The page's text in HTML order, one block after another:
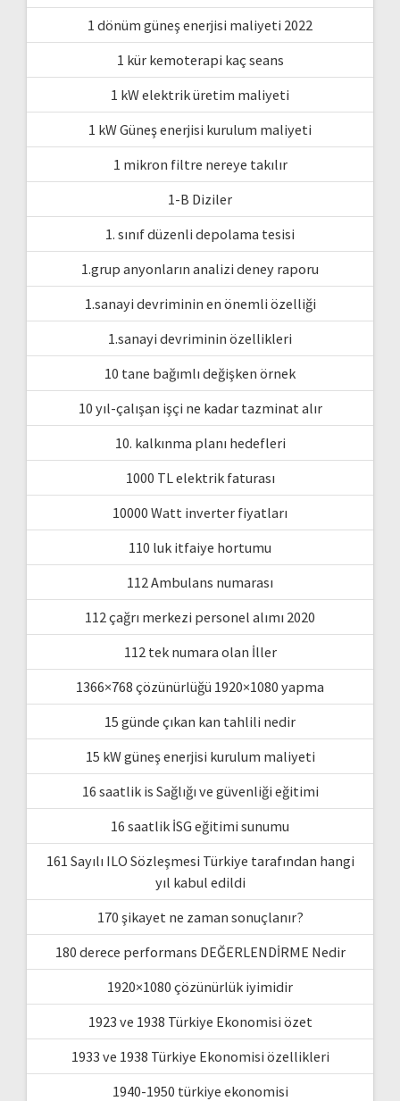
1 dönüm güneş enerjisi maliyeti 2022
1 kür kemoterapi kaç seans
1 kW elektrik üretim maliyeti
1 kW Güneş enerjisi kurulum maliyeti
1 mikron filtre nereye takılır
1-B Diziler
1. sınıf düzenli depolama tesisi
1.grup anyonların analizi deney raporu
1.sanayi devriminin en önemli özelliği
1.sanayi devriminin özellikleri
10 tane bağımlı değişken örnek
10 yıl-çalışan işçi ne kadar tazminat alır
10. kalkınma planı hedefleri
1000 TL elektrik faturası
10000 Watt inverter fiyatları
110 luk itfaiye hortumu
112 Ambulans numarası
112 çağrı merkezi personel alımı 2020
112 tek numara olan İller
1366×768 çözünürlüğü 1920×1080 yapma
15 günde çıkan kan tahlili nedir
15 kW güneş enerjisi kurulum maliyeti
16 saatlik is Sağlığı ve güvenliği eğitimi
16 saatlik İSG eğitimi sunumu
161 Sayılı ILO Sözleşmesi Türkiye tarafından hangi
yıl kabul edildi
170 şikayet ne zaman sonuçlanır?
180 derece performans DEĞERLENDİRME Nedir
1920×1080 çözünürlük iyimidir
1923 ve 1938 Türkiye Ekonomisi özet
1933 ve 1938 Türkiye Ekonomisi özellikleri
1940-1950 türkiye ekonomisi